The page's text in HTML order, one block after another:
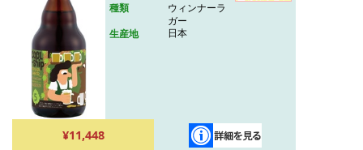
種類
ウィンナーラ
ガー
生産地
日本
¥11,448